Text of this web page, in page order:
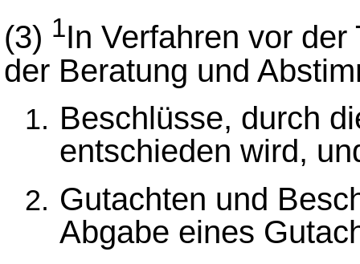
(3) 1In Verfahren vor
der Beratung und
Beschlüsse, durch
entschieden wird,
Gutachten und
Abgabe eines